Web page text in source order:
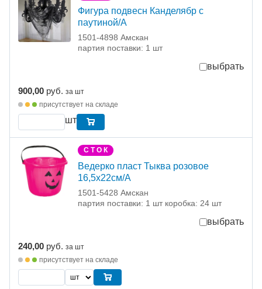
Фигура подвесн Канделябр с
паутиной/А
1501-4898 Амскан
партия поставки: 1 шт
выбрать
900,00 руб. за шт
присутствует на складе
шт
С Т О К
Ведерко пласт Тыква розовое
16,5х22см/А
1501-5428 Амскан
партия поставки: 1 шт коробка: 24 шт
выбрать
240,00 руб. за шт
присутствует на складе